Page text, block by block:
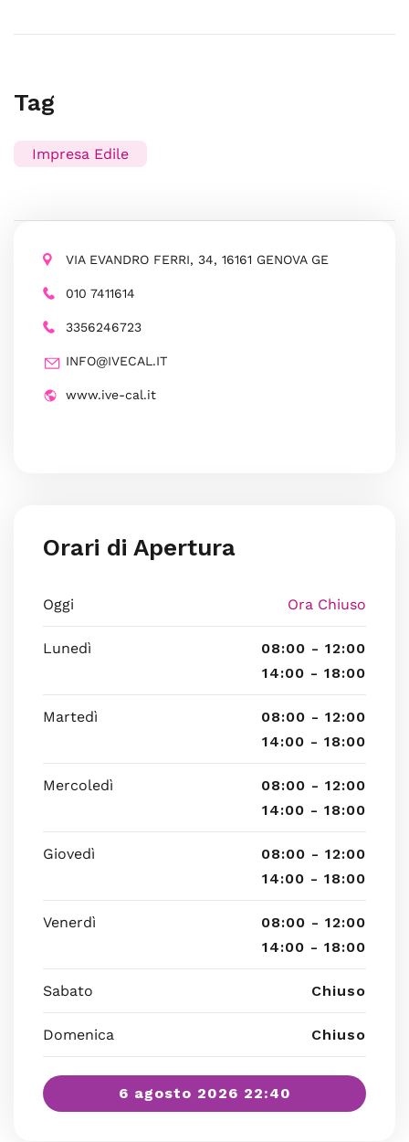
Tag
Impresa Edile
VIA EVANDRO FERRI, 34, 16161 GENOVA GE
010 7411614
3356246723
INFO@IVECAL.IT
www.ive-cal.it
Orari di Apertura
Oggi Ora Chiuso
Lunedì
08:00 - 12:00
14:00 - 18:00
Martedì
08:00 - 12:00
14:00 - 18:00
Mercoledì
08:00 - 12:00
14:00 - 18:00
Giovedì
08:00 - 12:00
14:00 - 18:00
Venerdì
08:00 - 12:00
14:00 - 18:00
Sabato Chiuso
Domenica Chiuso
6 agosto 2026 22:40